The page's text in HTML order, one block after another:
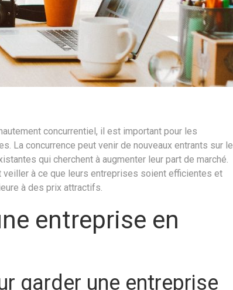
concurrentiel, il est important pour les
La concurrence peut venir de nouveaux entrants sur le
qui cherchent à augmenter leur part de marché.
à ce que leurs entreprises soient efficientes et
à des prix attractifs.
entreprise en
garder une entreprise